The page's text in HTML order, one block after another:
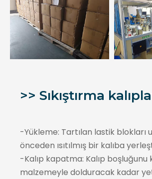
>> Sıkıştırma
-Yükleme: Tartılan lastik blokları
önceden ısıtılmış bir kalıba
-Kalıp kapatma: Kalıp boşluğunu
malzemeyle dolduracak kadar